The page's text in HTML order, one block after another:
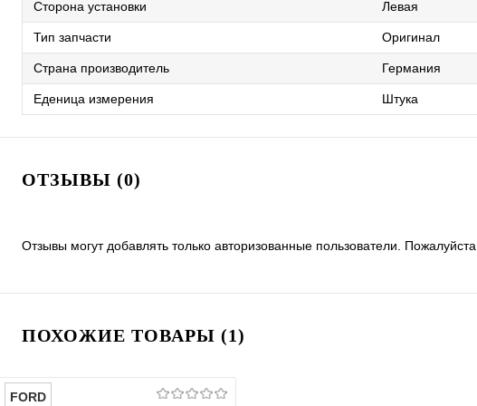
Сторона установки Левая
Тип запчасти Оригинал
Страна производитель Германия
Еденица измерения Штука
ОТЗЫВЫ (0)
Отзывы могут добавлять только авторизованные пользователи. Пожалуйста,
ПОХОЖИЕ ТОВАРЫ (1)
FORD